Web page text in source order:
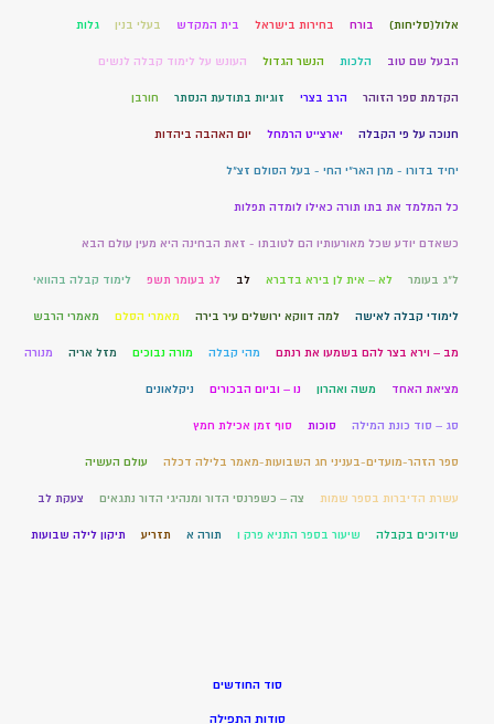
אלול(סליחות) בורח בחירות בישראל בית המקדש בעלי בנין גלות
הבעל שם טוב הלכות הנשר הגדול העונש על לימוד קבלה לנשים
הקדמת ספר הזוהר הרב בצרי זוגיות בתודעת הנסתר חורבן
חנוכה על פי הקבלה יארצייט הרמחל יום האהבה ביהדות
יחיד בדורו - מרן האר"י החי - בעל הסולם זצ"ל
כל המלמד את בתו תורה כאילו לומדה תפלות
כשאדם יודע שכל מאורעותיו הם לטובתו - זאת הבחינה היא מעין עולם הבא
ל"ג בעומר לא – אית לן בירא בדברא לב לג בעומר תשפ לימוד קבלה בהוואי
לימודי קבלה לאישה למה דווקא ירושלים עיר בירה מאמרי הסלם מאמרי הרבש
מב – וירא בצר להם בשמעו את רנתם מהי קבלה מורה נבוכים מזל אריה מנורה
מציאת האחד משה ואהרון נו – וביום הבכורים ניקלאונים
סג – סוד כונת המילה סוכות סוף זמן אכילת חמץ
ספר הזהר-מועדים-בעניני חג השבועות-מאמר בלילה דכלה עולם העשיה
עשרת הדיברות בספר שמות צה – כשפרנסי הדור ומנהיגי הדור נתגאים צעקת לב
שידוכים בקבלה שיעור בספר התניא פרק ו תורה א תזריע תיקון לילה שבועות
סוד החודשים
סודות התפילה